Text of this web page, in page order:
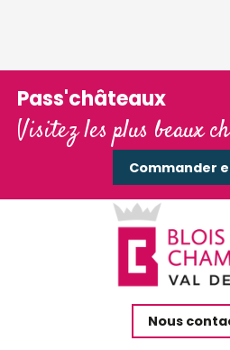
Pass'châteaux
Visitez les plus beaux
Commander
Nous